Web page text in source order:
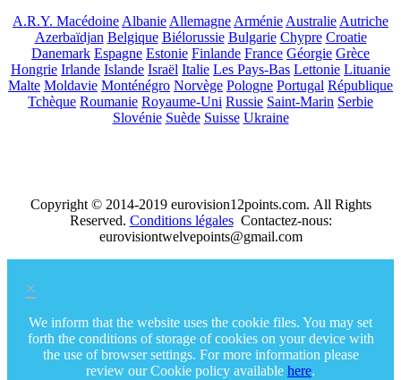
A.R.Y. MacédoineAlbanieAllemagneArménieAustralieAutriche
Azerbaïdjan Belgique Biélorussie Bulgarie Chypre Croatie
Danemark Espagne Estonie Finlande France Géorgie Grèce
Hongrie Irlande Islande Israël Italie Les Pays-Bas Lettonie Lituanie
Malte Moldavie Monténégro Norvège Pologne Portugal République
Tchèque Roumanie Royaume-Uni Russie Saint-Marin Serbie
Slovénie Suède Suisse Ukraine
Copyright © 2014-2019 eurovision12points.com. All Rights
Reserved. Conditions légalesContactez-nous:
eurovisiontwelvepoints@gmail.com
×
We inform that the website uses the cookie files. You may set
forth the conditions of storage of cookies on your device with
the use of browser settings. For more information please
review our Cookie policy available here.